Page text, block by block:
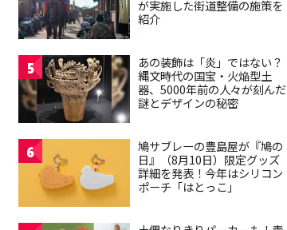
が実施した街道整備の施策を
紹介
5
あの装飾は「炎」ではない？
縄文時代の国宝・火焔型土
器、5000年前の人々が刻んだ
謎とデザインの秘密
6
鳩サブレーの豊島屋が『鳩の
日』（8月10日）限定グッズ
詳細を発表！今年はシリコン
ポーチ「はとっこ」